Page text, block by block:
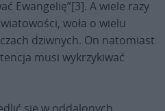
Ewangelię”[3]. A wiele razy
woła o wielu
dziwnych. On natomiast
musi wykrzykiwać